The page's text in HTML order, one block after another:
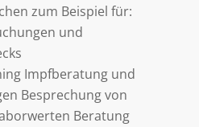
zum Beispiel für:
und
Impfberatung und
Besprechung von
Beratung